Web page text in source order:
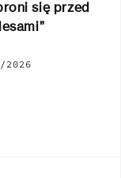
się przed
2026